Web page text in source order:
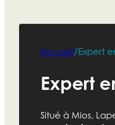
Accueil/Expert
Expert
Situé à Mios,